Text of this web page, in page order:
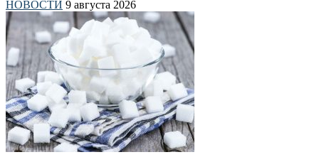
НОВОСТИ 9 августа 2026